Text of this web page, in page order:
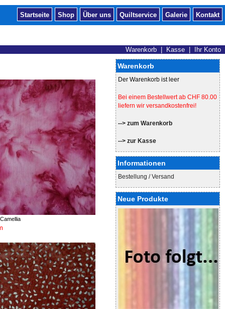
Startseite Shop Über uns Quiltservice Galerie Kontakt
Warenkorb Kasse Ihr Konto
Warenkorb
Der Warenkorb ist leer
Bei einem Bestellwert ab CHF 80.00
liefern wir versandkostenfrei!
--> zum Warenkorb
--> zur Kasse
Informationen
Bestellung / Versand
Neue Produkte